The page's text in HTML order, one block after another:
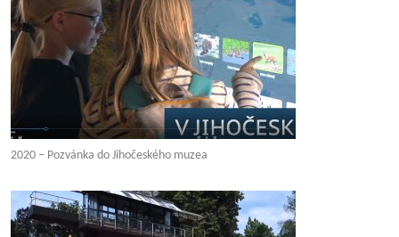
2020 – Pozvánka do Jihočeského muzea